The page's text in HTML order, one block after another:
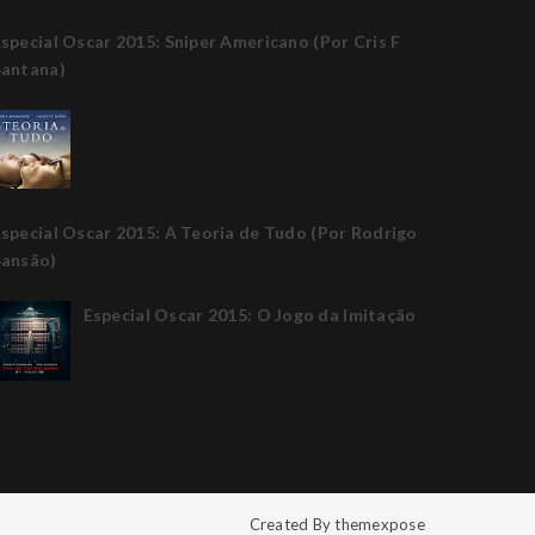
Oscar 2015: Sniper Americano (Por Cris F
Oscar 2015: A Teoria de Tudo (Por Rodrigo
Especial Oscar 2015: O Jogo da Imitação
Created Bythemexpose